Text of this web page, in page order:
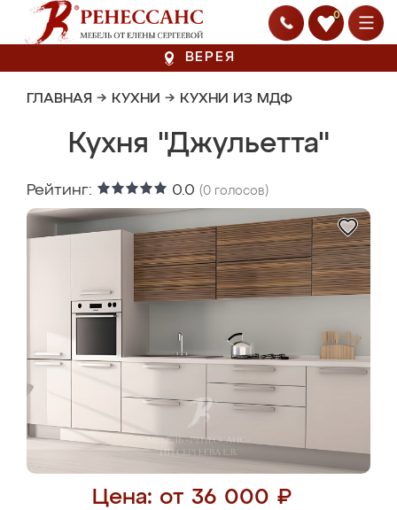
0
ВЕРЕЯ
ГЛАВНАЯ → КУХНИ → КУХНИ ИЗ МДФ
Кухня "Джульетта"
Рейтинг: 0.0 (0 голосов)
Цена: от 36 000 ₽